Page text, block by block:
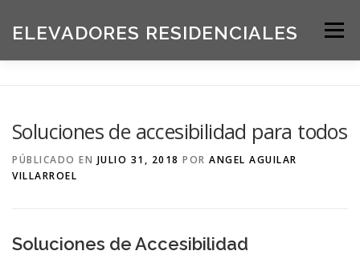
contenido
ELEVADORES RESIDENCIALES Menú
Soluciones de accesibilidad para todos
PÚBLICADO EN JULIO 31, 2018 POR ANGEL AGUILAR
VILLARROEL
Soluciones de Accesibilidad